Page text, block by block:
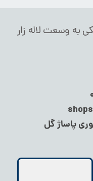
به وسعت لاله زار
پاساژ گل